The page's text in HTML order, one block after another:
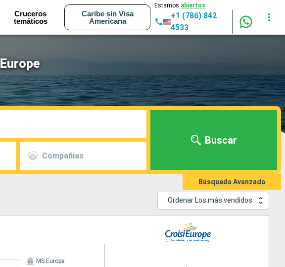
Cruceros
temáticos
Caribe sin Visa
Americana
Estamos abiertos
+1 (786) 842
4533
Compañías
Buscar
Búsqueda Avanzada
Ordenar Los más vendidos
MS Europe